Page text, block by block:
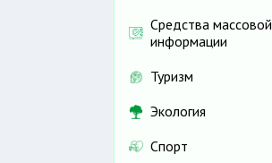
Средства массовой
информации
Туризм
Экология
Спорт